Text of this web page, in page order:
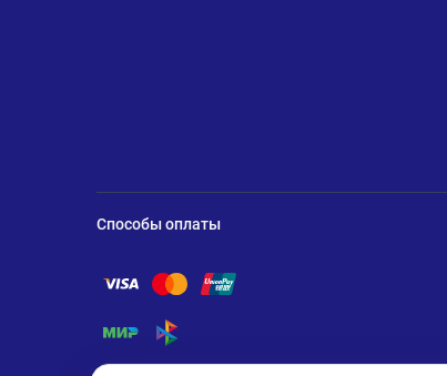
Способы оплаты
Помощь по оплате Visa
Помощь по оплате Mastercard
Помощь по оплате UnionPay
Помощь по оплате Мир
Помощь по оплате СБП